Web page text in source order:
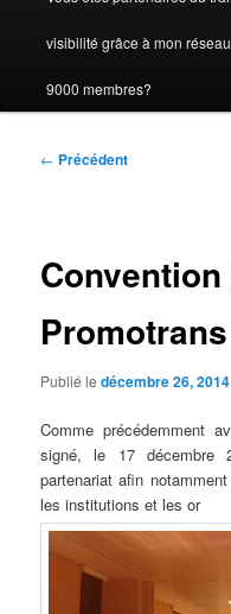
visibilité grâce à mon
9000 membres?
Navigation
← Précédent
Promotrans
Publié ledécembre 26, 2014
Comme précédemment
signé, le 17 décembre
partenariat afin
les institutions et les or